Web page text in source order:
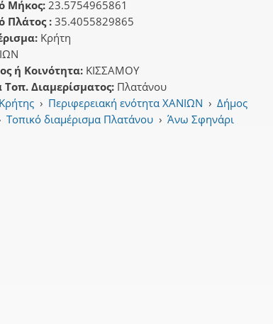
Μήκος: 23.5754965861
Πλάτος : 35.4055829865
Κρήτη
ή Κοινότητα: ΚΙΣΣΑΜΟΥ
Διαμερίσματος: Πλατάνου
› Περιφερειακή ενότητα ΧΑΝΙΩΝ › Δήμος
Τοπικό διαμέρισμα Πλατάνου › Άνω Σφηνάρι